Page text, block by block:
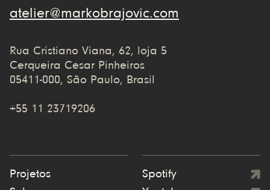
atelier@markobrajovic.com
Rua Cristiano Viana, 62, loja 5
Cerqueira Cesar Pinheiros
05411-000, São Paulo, Brasil
+55 11 23719206
Projetos
Spotify